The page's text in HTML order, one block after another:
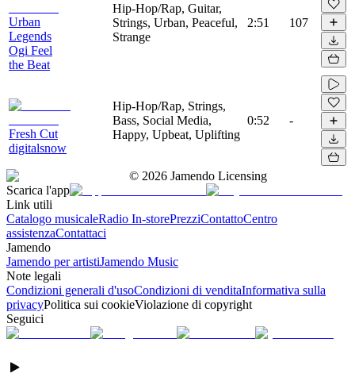
Urban
Legends
Ogi Feel
the Beat
Hip-Hop/Rap, Guitar,
Strings, Urban, Peaceful,
Strange
2:51 107
Fresh Cut
digitalsnow
Hip-Hop/Rap, Strings,
Bass, Social Media,
Happy, Upbeat, Uplifting
0:52 -
© 2026 Jamendo Licensing
Scarica l'app
Link utili
Catalogo musicaleRadio In-storePrezziContattoCentro
assistenzaContattaci
Jamendo
Jamendo per artistiJamendo Music
Note legali
Condizioni generali d'usoCondizioni di venditaInformativa sulla
privacyPolitica sui cookieViolazione di copyright
Seguici